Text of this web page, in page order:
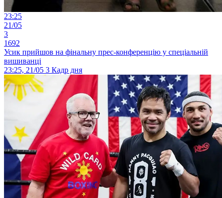
23:25
21/05
3
1692
Усик прийшов на фінальну прес-конференцію у спеціальній
вишиванці
23:25, 21/05 3 Кадр дня